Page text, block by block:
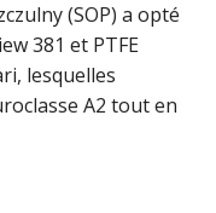
(SOP) a opté
381 et PTFE
lesquelles
A2 tout en